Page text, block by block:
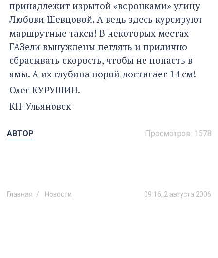
принадлежит изрытой «воронками» улицу
Любови Шевцовой. А ведь здесь курсируют
маршрутные такси! В некоторых местах
ГАЗели вынуждены петлять и прилично
сбрасывать скорость, чтобы не попасть в
ямы. А их глубина порой достигает 14 см!
Олег КУРУШИН.
КП-Ульяновск
Просмотров: 1578
АВТОР
Главная Новости 09:16, 2 августа 2006